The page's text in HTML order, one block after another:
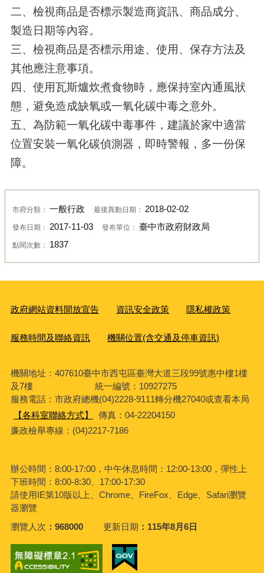
二、檢視商品是否標示製造商資訊、商品成分、
製造日期等內容。
三、檢視商品是否標示用途、使用、保存方法及
其他應注意事項。
四、使用瓦斯爐炊煮食物時，應保持室內通風狀
態，避免造成缺氧或一氧化碳中毒之意外。
五、為防範一氧化碳中毒事件，建議於家中適當
位置安裝一氧化碳偵測器，即時警報，多一份保
障。
市府分類： 一般行政 最後異動日期： 2018-02-02
發布日期： 2017-11-03 發布單位： 臺中市政府財政局
點閱次數： 1837
政府網站資料開放宣告 資訊安全政策 隱私權政策
服務時間及聯絡資訊 機關位置(含交通及停車資訊)
機關地址：407610臺中市西屯區臺灣大道三段99號惠中樓1樓
及7樓 統一編號：10927275
服務電話：市政府總機(04)2228-9111轉分機27040或查看本局
【各科室聯絡方式】
傳真：04-22204150
廉政檢舉專線：(04)2217-7186
辦公時間：8:00-17:00，中午休息時間：12:00-13:00，彈性上
下班時間：8:00-8:30、17:00-17:30
請使用IE第10版以上、Chrome、FireFox、Edge、Safari瀏覽
器瀏覽
瀏覽人次
968000 更新日期 115年8月6日